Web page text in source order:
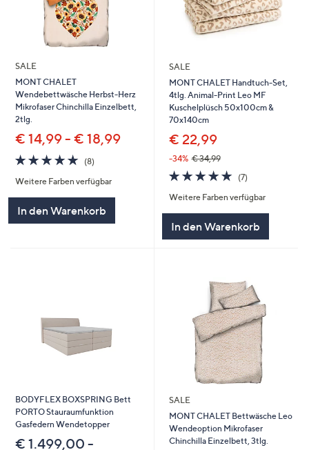
SALE
MONT CHALET
Wendebettwäsche Herbst-Herz
Mikrofaser Chinchilla Einzelbett,
2tlg.
€ 14,99 - € 18,99
4.9
von
5
(8)8
Weitere Farben verfügbar
In den Warenkorb
SALE
MONT CHALET Handtuch-Set,
4tlg. Animal-Print Leo MF
Kuschelplüsch 50x100cm &
70x140cm
€ 22,99
-34% € 34,99
4.9
von
5
(7)7
Weitere Farben verfügbar
In den Warenkorb
BODYFLEX BOXSPRING Bett
PORTO Stauraumfunktion
Gasfedern Wendetopper
€ 1.499,00 -
SALE
MONT CHALET Bettwäsche Leo
Wendeoption Mikrofaser
Chinchilla Einzelbett, 3tlg.